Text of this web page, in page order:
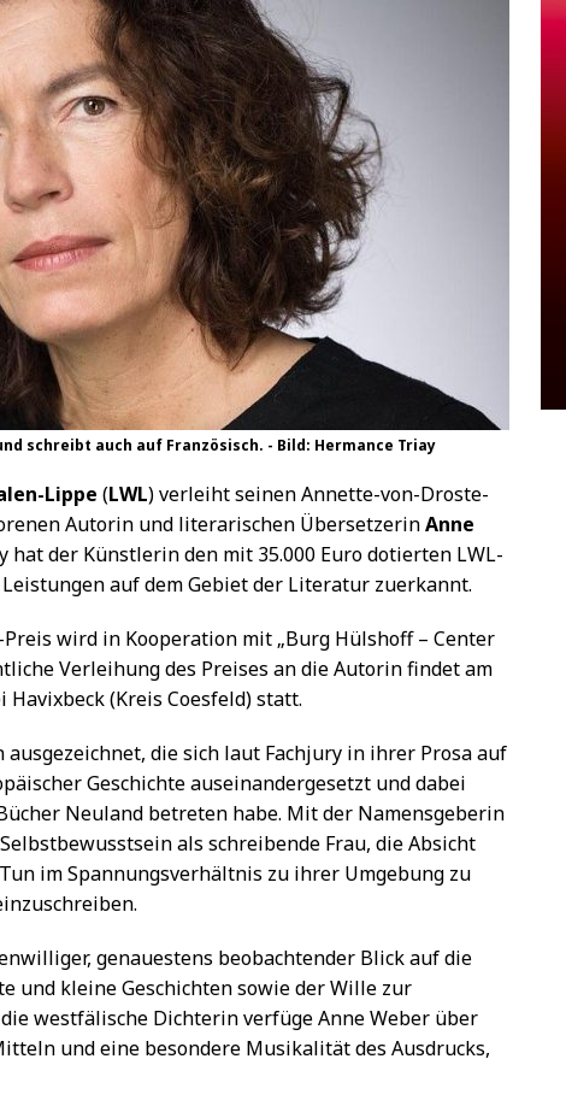
schreibt auch auf Französisch. - Bild: Hermance Triay
Lippe (LWL) verleiht seinen Annette-von-Droste-
Autorin und literarischen ÜbersetzerinAnne
hat der Künstlerin den mit 35.000 Euro dotierten LWL-
auf dem Gebiet der Literatur zuerkannt.
wird in Kooperation mit „Burg Hülshoff – Center
Verleihung des Preises an die Autorin findet am
(Kreis Coesfeld) statt.
die sich laut Fachjury in ihrer Prosa auf
Geschichte auseinandergesetzt und dabei
Neuland betreten habe. Mit der Namensgeberin
als schreibende Frau, die Absicht
im Spannungsverhältnis zu ihrer Umgebung zu
genauestens beobachtender Blick auf die
und kleine Geschichten sowie der Wille zur
westfälische Dichterin verfüge Anne Weber über
und eine besondere Musikalität des Ausdrucks,